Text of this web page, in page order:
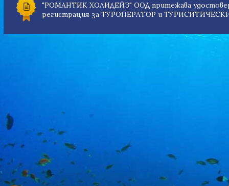
"РОМАНТИК ХОЛИДЕЙЗ" ООД притежава
регистрация за ТУРОПЕРАТОР и